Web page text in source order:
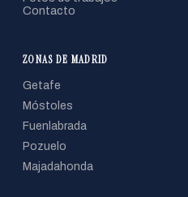
Contacto
ZONAS DE MADRID
Getafe
Móstoles
Fuenlabrada
Pozuelo
Majadahonda